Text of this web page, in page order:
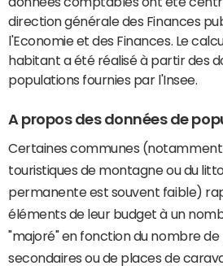
direction générale des Finances
l'Economie et des Finances. Le
habitant a été réalisé à partir des
populations fournies par l'Insee.
A propos des données de
Certaines communes
touristiques de montagne ou du
permanente est souvent faible)
éléments de leur budget à un
"majoré" en fonction du nombre de
secondaires ou de places de